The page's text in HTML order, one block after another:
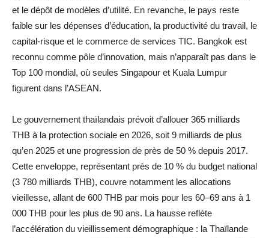
et le dépôt de modèles d’utilité. En revanche, le pays reste
faible sur les dépenses d’éducation, la productivité du travail, le
capital-risque et le commerce de services TIC. Bangkok est
reconnu comme pôle d’innovation, mais n’apparaît pas dans le
Top 100 mondial, où seules Singapour et Kuala Lumpur
figurent dans l’ASEAN.
Le gouvernement thaïlandais prévoit d’allouer 365 milliards
THB à la protection sociale en 2026, soit 9 milliards de plus
qu’en 2025 et une progression de près de 50 % depuis 2017.
Cette enveloppe, représentant près de 10 % du budget national
(3 780 milliards THB), couvre notamment les allocations
vieillesse, allant de 600 THB par mois pour les 60–69 ans à 1
000 THB pour les plus de 90 ans. La hausse reflète
l’accélération du vieillissement démographique : la Thaïlande